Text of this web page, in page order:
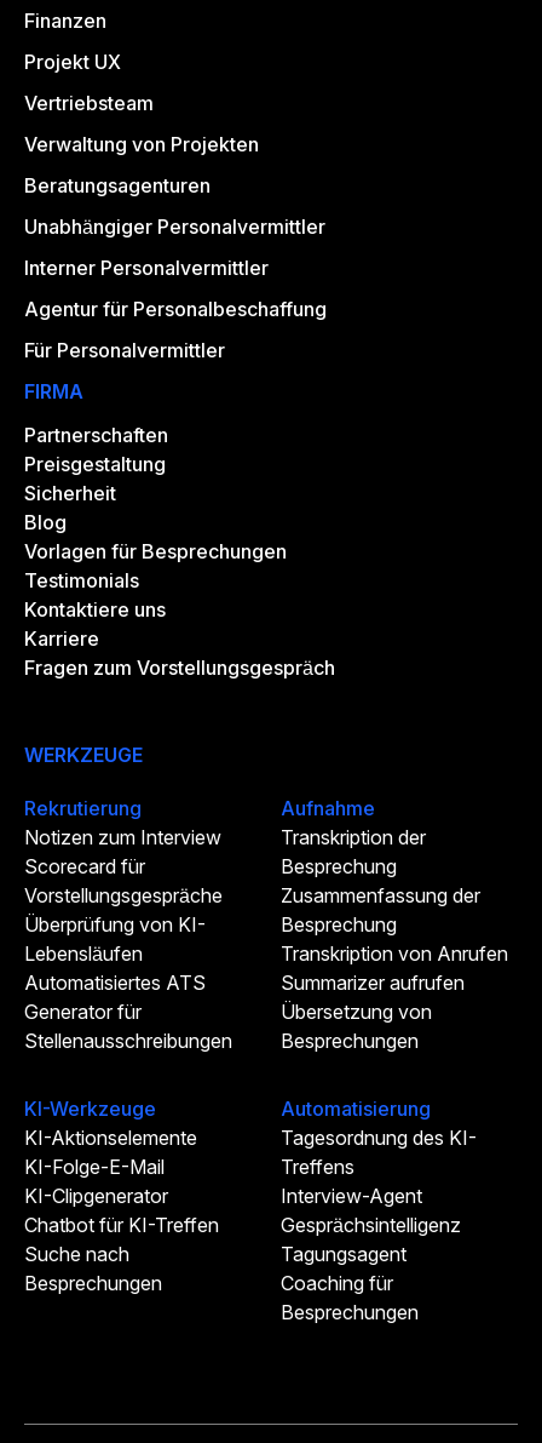
Finanzen
Projekt UX
Vertriebsteam
Verwaltung von Projekten
Beratungsagenturen
Unabhängiger Personalvermittler
Interner Personalvermittler
Agentur für Personalbeschaffung
Für Personalvermittler
FIRMA
Partnerschaften
Preisgestaltung
Sicherheit
Blog
Vorlagen für Besprechungen
Testimonials
Kontaktiere uns
Karriere
Fragen zum Vorstellungsgespräch
WERKZEUGE
Rekrutierung
Notizen zum Interview
Scorecard für
Vorstellungsgespräche
Überprüfung von KI-
Lebensläufen
Automatisiertes ATS
Generator für
Stellenausschreibungen
Aufnahme
Transkription der
Besprechung
Zusammenfassung der
Besprechung
Transkription von Anrufen
Summarizer aufrufen
Übersetzung von
Besprechungen
KI-Werkzeuge
KI-Aktionselemente
KI-Folge-E-Mail
KI-Clipgenerator
Chatbot für KI-Treffen
Suche nach
Besprechungen
Automatisierung
Tagesordnung des KI-
Treffens
Interview-Agent
Gesprächsintelligenz
Tagungsagent
Coaching für
Besprechungen